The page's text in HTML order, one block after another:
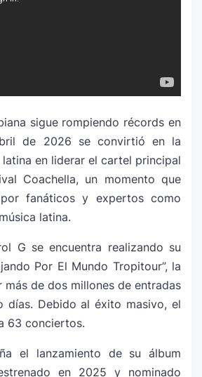
Tour”
corona como el mejor vestido
Juventud 2025 con un
a la moda colombiana
versión de A Medio Vivir
rompe récord en Coachella
mejor pagado de la
::. Isadora, hija de Chayanne,
sigue rompiendo récords en
de 2026 se convirtió en la
en liderar el cartel principal
Coachella, un momento que
fanáticos y expertos como
latina.
G se encuentra realizando su
Por El Mundo Tropitour”, la
de dos millones de entradas
días. Debido al éxito masivo, el
63 conciertos.
el lanzamiento de su álbum
en 2025 y nominado